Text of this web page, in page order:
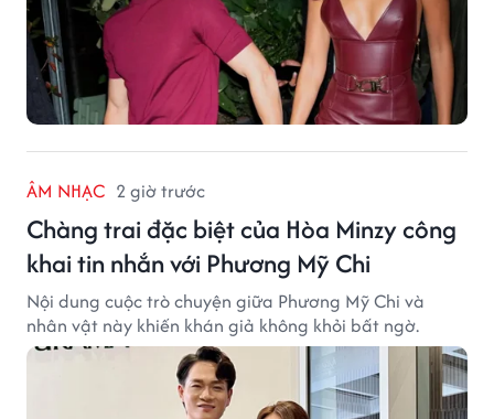
ÂM NHẠC 2 giờ trước
Chàng trai đặc biệt của Hòa Minzy công
khai tin nhắn với Phương Mỹ Chi
Nội dung cuộc trò chuyện giữa Phương Mỹ Chi và
nhân vật này khiến khán giả không khỏi bất ngờ.